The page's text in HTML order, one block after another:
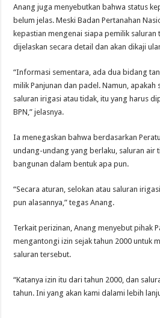
Anang juga menyebutkan bahwa status
belum jelas. Meski Badan Pertanahan
kepastian mengenai siapa pemilik
dijelaskan secara detail dan akan dikaji
“Informasi sementara, ada dua bidang
milik Panjunan dan padel. Namun, apakah
saluran irigasi atau tidak, itu yang harus
BPN,” jelasnya.
Ia menegaskan bahwa berdasarkan
undang-undang yang berlaku, saluran air
bangunan dalam bentuk apa pun.
“Secara aturan, selokan atau saluran
pun alasannya,” tegas Anang.
Terkait perizinan, Anang menyebut pihak
mengantongi izin sejak tahun 2000 untuk
saluran tersebut.
“Katanya izin itu dari tahun 2000, dan
tahun. Ini yang akan kami dalami lebih